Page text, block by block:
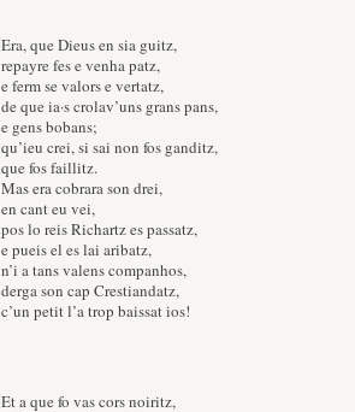
Era, que Dieus en sia guitz,
repayre fes e venha patz,
e ferm se valors e vertatz,
de que ia·s crolav’uns grans pans,
e gens bobans;
qu’ieu crei, si sai non fos ganditz,
que fos faillitz.
Mas era cobrara son drei,
en cant eu vei,
pos lo reis Richartz es passatz,
e pueis el es lai aribatz,
n’i a tans valens companhos,
derga son cap Crestiandatz,
c’un petit l’a trop baissat ios!
Et a que fo vas cors noiritz,